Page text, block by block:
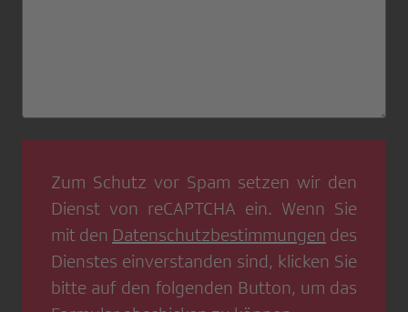
Zum Schutz vor Spam setzen wir den
Dienst von reCAPTCHA ein. Wenn Sie
mit den Datenschutzbestimmungen des
Dienstes einverstanden sind, klicken Sie
bitte auf den folgenden Button, um das